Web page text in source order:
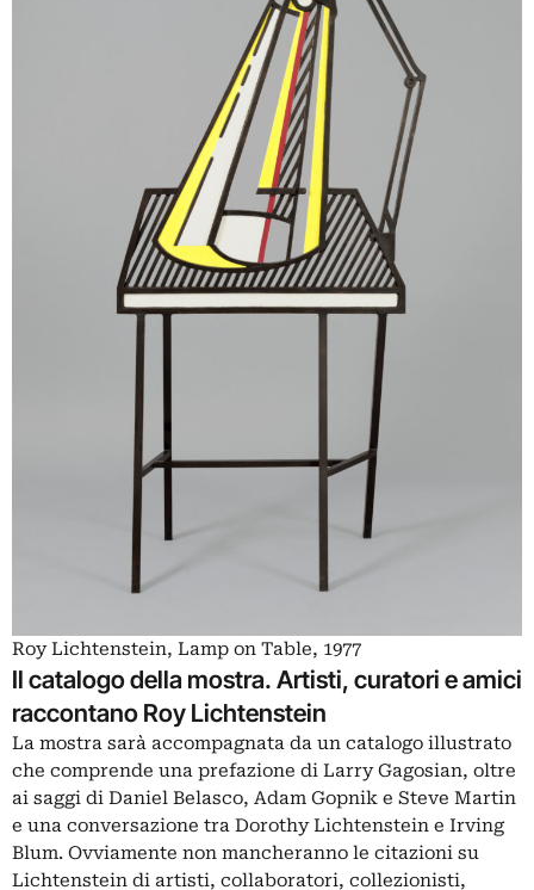
Roy Lichtenstein, Lamp on Table, 1977
Il catalogo della mostra. Artisti, curatori e amici
raccontano Roy Lichtenstein
La mostra sarà accompagnata da un catalogo illustrato
che comprende una prefazione di Larry Gagosian, oltre
ai saggi di Daniel Belasco, Adam Gopnik e Steve Martin
e una conversazione tra Dorothy Lichtenstein e Irving
Blum. Ovviamente non mancheranno le citazioni su
Lichtenstein di artisti, collaboratori, collezionisti,